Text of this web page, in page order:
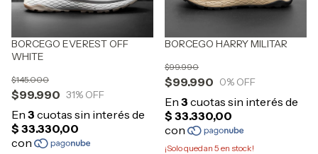
BORCEGO EVEREST OFF
WHITE
$99.990
$145.000
31% OFF
BORCEGO HARRY MILITAR
$99.990
$99.990
0% OFF
¡Solo quedan 5 en stock!